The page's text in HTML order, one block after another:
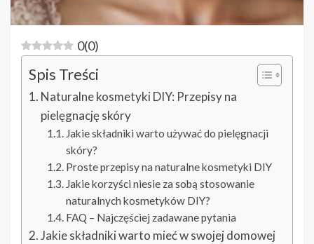
0(0)
Spis Treści
Naturalne kosmetyki DIY: Przepisy na
pielęgnację skóry
Jakie składniki warto używać do pielęgnacji
skóry?
Proste przepisy na naturalne kosmetyki DIY
Jakie korzyści niesie za sobą stosowanie
naturalnych kosmetyków DIY?
FAQ – Najczęściej zadawane pytania
Jakie składniki warto mieć w swojej domowej